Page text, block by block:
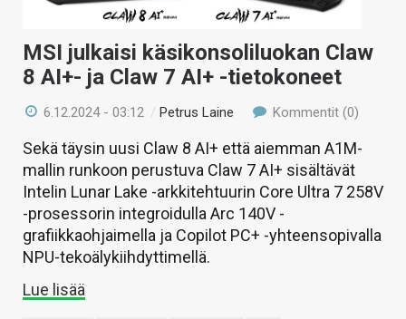
KAUPPA
VAIHDA TEEMA
HAKU
MSI julkaisi käsikonsoliluokan Claw
8 AI+- ja Claw 7 AI+ -tietokoneet
6.12.2024 - 03:12 /Petrus Laine Kommentit (0)
Sekä täysin uusi Claw 8 AI+ että aiemman A1M-
mallin runkoon perustuva Claw 7 AI+ sisältävät
Intelin Lunar Lake -arkkitehtuurin Core Ultra 7 258V
-prosessorin integroidulla Arc 140V -
grafiikkaohjaimella ja Copilot PC+ -yhteensopivalla
NPU-tekoälykiihdyttimellä.
Lue lisää